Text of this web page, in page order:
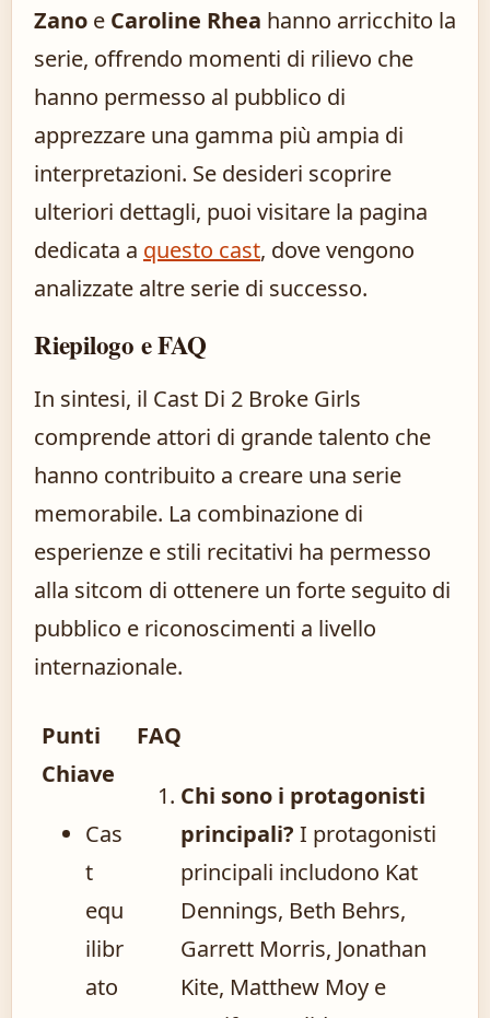
Zano e Caroline Rhea hanno arricchito la
serie, offrendo momenti di rilievo che
hanno permesso al pubblico di
apprezzare una gamma più ampia di
interpretazioni. Se desideri scoprire
ulteriori dettagli, puoi visitare la pagina
dedicata a questo cast, dove vengono
analizzate altre serie di successo.
Riepilogo e FAQ
In sintesi, il Cast Di 2 Broke Girls
comprende attori di grande talento che
hanno contribuito a creare una serie
memorabile. La combinazione di
esperienze e stili recitativi ha permesso
alla sitcom di ottenere un forte seguito di
pubblico e riconoscimenti a livello
internazionale.
Punti
Chiave
Cas
t
equ
ilibr
ato
FAQ
Chi sono i protagonisti
principali? I protagonisti
principali includono Kat
Dennings, Beth Behrs,
Garrett Morris, Jonathan
Kite, Matthew Moy e